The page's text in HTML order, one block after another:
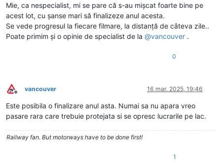
Mie, ca nespecialist, mi se pare că s-au mișcat foarte bine pe
acest lot, cu șanse mari să finalizeze anul acesta.
Se vede progresul la fiecare filmare, la distanță de câteva zile..
Poate primim și o opinie de specialist de la @vancouver .
0
Deconectat
vancouver 16 mar. 2025, 19:46
Este posibila o finalizare anul asta. Numai sa nu apara vreo
pasare rara care trebuie protejata si se opresc lucrarile pe lac.
Railway fan. But motorways have to be done first!
1